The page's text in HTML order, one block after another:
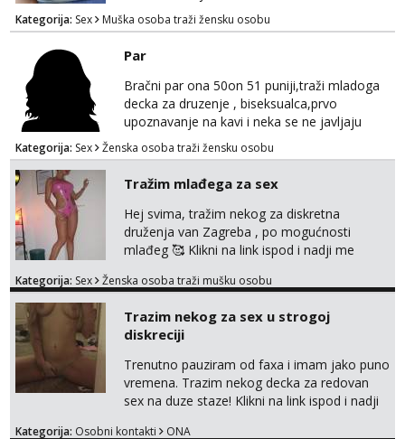
Kategorija: Sex Muška osoba traži žensku osobu
Par
Bračni par ona 50on 51 puniji,traži mladoga
decka za druzenje , biseksualca,prvo
upoznavanje na kavi i neka se ne javljaju
stariji od 30 godina
Kategorija: Sex Ženska osoba traži žensku osobu
Tražim mlađega za sex
Hej svima, tražim nekog za diskretna
druženja van Zagreba , po mogućnosti
mlađeg 🥰 Klikni na link ispod i nadji me
Kategorija: Sex Ženska osoba traži mušku osobu
Trazim nekog za sex u strogoj
diskreciji
Trenutno pauziram od faxa i imam jako puno
vremena. Trazim nekog decka za redovan
sex na duze staze! Klikni na link ispod i nadji
Kategorija: Osobni kontakti ONA